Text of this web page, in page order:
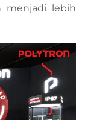
menjadi lebih